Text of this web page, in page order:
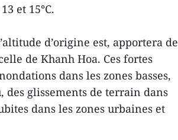
et 15°C.
d’origine est, apportera de
de Khanh Hoa. Ces fortes
dans les zones basses,
des glissements de terrain dans
dans les zones urbaines et